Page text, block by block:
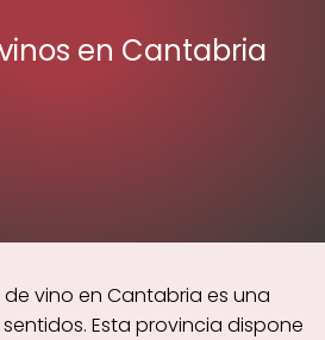
en Cantabria
vino en Cantabria es una
Esta provincia dispone